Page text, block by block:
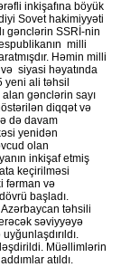
inkişafına böyük
Sovet hakimiyyəti
gənclərin SSRİ-nin
milli
Həmin milli
siyasi həyatında
yeni ali təhsil
gənclərin sayı
diqqət və
də davam
yenidən
olan
inkişaf etmiş
keçirilməsi
fərman və
başladı.
Azərbaycan təhsili
səviyyəyə
Müəllimlərin
atıldı.